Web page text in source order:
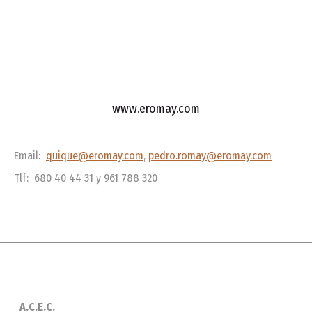
www.eromay.com
Email: quique@eromay.com, pedro.romay@eromay.com
Tlf: 680 40 44 31 y 961 788 320
A.C.E.C.